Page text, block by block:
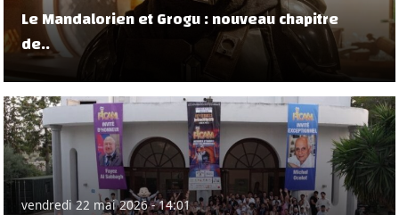
Le Mandalorien et Grogu : nouveau chapitre
de..
vendredi 22 mai 2026 - 14:01